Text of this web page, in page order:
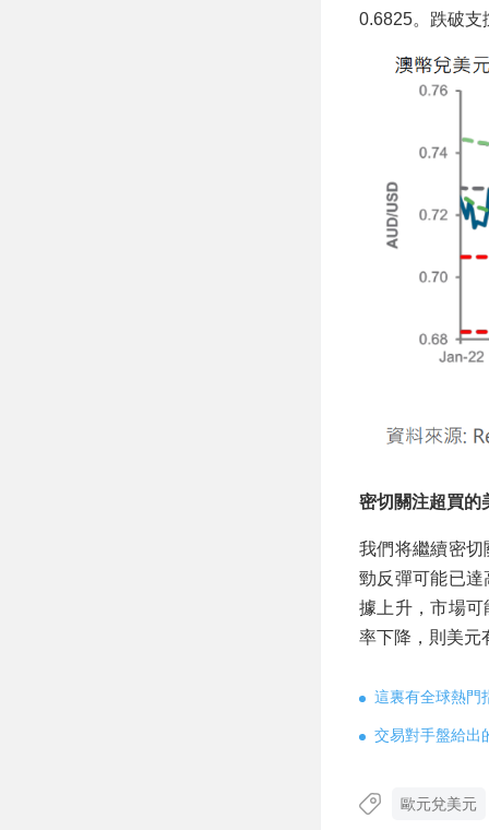
0.6825。跌破支
密切關注超買的
我們将繼續密
勁反彈可能已
據上升，市場
率下降，則美元
這裏有全球熱門
交易對手盤給出
歐元兌美元